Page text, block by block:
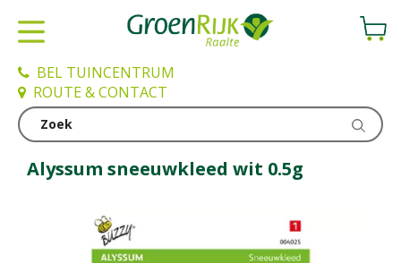
Kweken en zaden
BEL TUINCENTRUM
ROUTE & CONTACT
Alyssum sneeuwkleed wit 0.5g